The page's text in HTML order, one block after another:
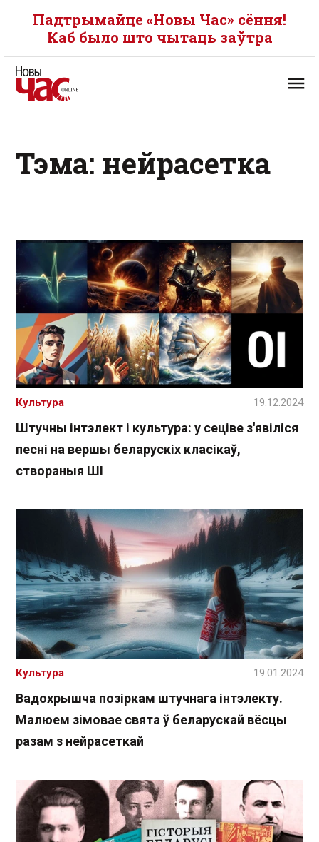
Падтрымайце «Новы Час» сёння!
Каб было што чытаць заўтра
Тэма: нейрасетка
Штучны інтэлект і культура: у сеціве з'явіліся
песні на вершы беларускіх класікаў,
створаныя ШІ
Культура 19.12.2024
Вадохрышча позіркам штучнага інтэлекту.
Малюем зімовае свята ў беларускай вёсцы
разам з нейрасеткай
Культура 19.01.2024